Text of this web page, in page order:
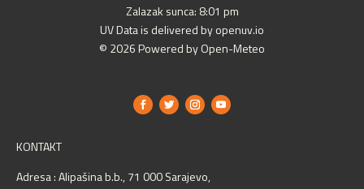
Zalazak sunca: 8:01 pm
UV Data is delivered by openuv.io
© 2026 Powered by Open-Meteo
KONTAKT
Adresa : Alipašina b.b., 71 000 Sarajevo,